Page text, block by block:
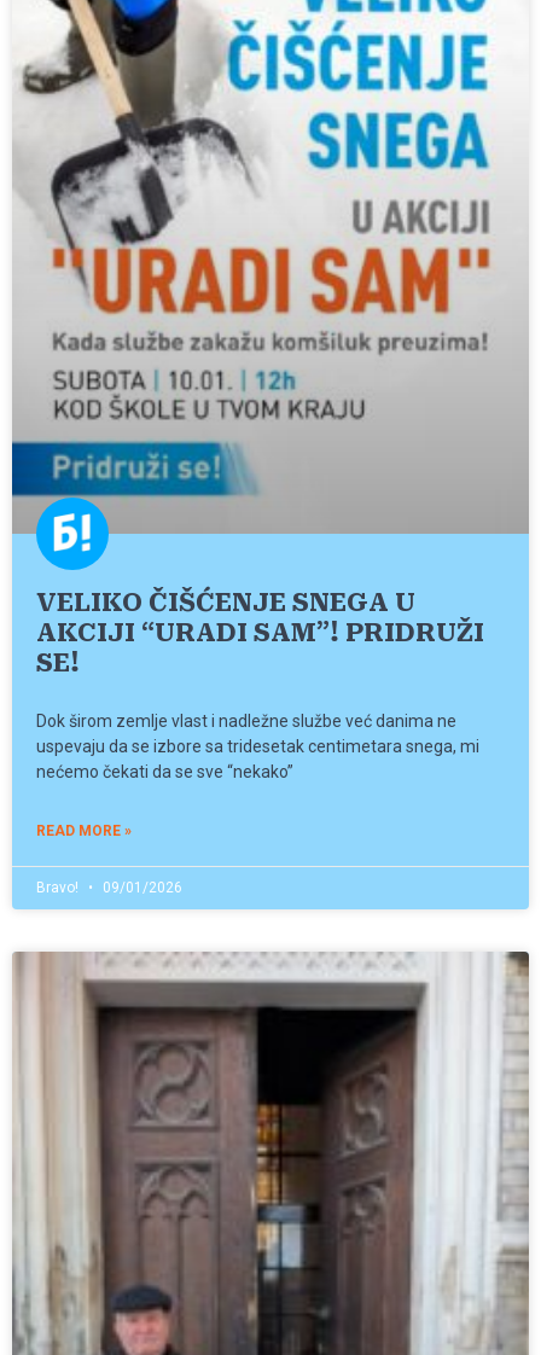
VELIKO ČIŠĆENJE SNEGA U
AKCIJI “URADI SAM”! PRIDRUŽI
SE!
Dok širom zemlje vlast i nadležne službe već danima ne
uspevaju da se izbore sa tridesetak centimetara snega, mi
nećemo čekati da se sve “nekako”
READ MORE »
Bravo! 09/01/2026